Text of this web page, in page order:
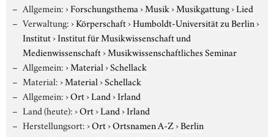
Allgemein:›Forschungsthema›Musik›Musikgattung›Lied
Verwaltung:›Körperschaft›Humboldt-Universität zu Berlin›
Institut›Institut für Musikwissenschaft und
Medienwissenschaft›Musikwissenschaftliches Seminar
Allgemein:›Material›Schellack
Material:›Material›Schellack
Allgemein:›Ort›Land›Irland
Land (heute):›Ort›Land›Irland
Herstellungsort:›Ort›Ortsnamen A-Z›Berlin